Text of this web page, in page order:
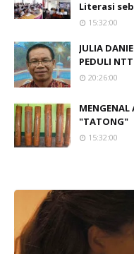
Literasi
15:32:00
JULIA
PEDULI NTT
20:26:00
"TATONG"
15:32:00